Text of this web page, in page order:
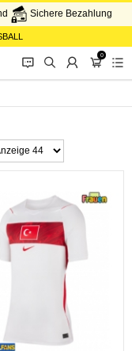
Sichere Bezahlung
󰂱 󰂨 󰃳
0
󰃦 󰃖